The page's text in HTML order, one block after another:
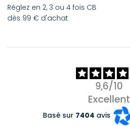
Réglez en 2, 3 ou 4 fois CB
dès 99 € d'achat
9,6/10
Excellent
Basé sur 7404 avis